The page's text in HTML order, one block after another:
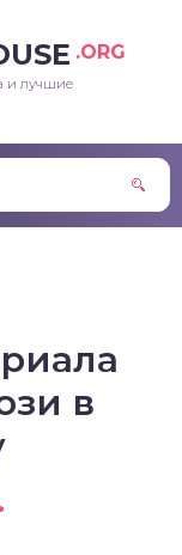
.ORG
и лучшие
в